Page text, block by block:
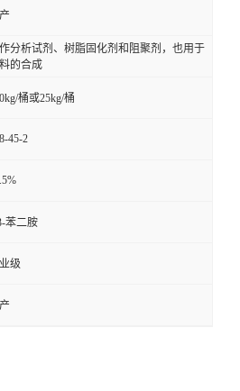
分析试剂、树脂固化剂和阻聚剂，也用于
的合成
桶或25kg/桶
45-2
苯二胺
级